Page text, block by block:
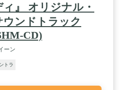
ィ』 オリジナル・
ウンドトラック
CD)
ーン
トラ